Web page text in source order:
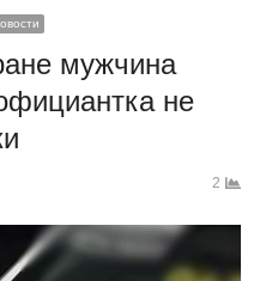
мужчина
не
2